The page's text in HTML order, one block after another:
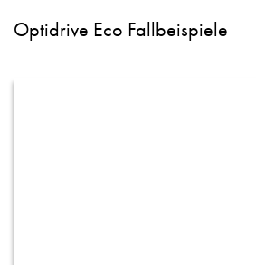
Optidrive Eco Fallbeispiele